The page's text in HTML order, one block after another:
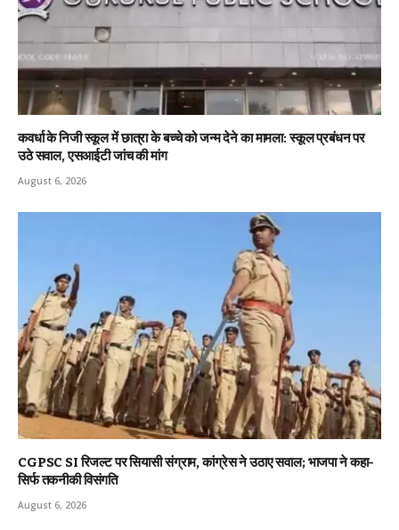
कवर्धा के निजी स्कूल में छात्रा के बच्चे को जन्म देने का मामला: स्कूल प्रबंधन पर
उठे सवाल, एसआईटी जांच की मांग
August 6, 2026
CGPSC SI रिजल्ट पर सियासी संग्राम, कांग्रेस ने उठाए सवाल; भाजपा ने कहा-
सिर्फ तकनीकी विसंगति
August 6, 2026